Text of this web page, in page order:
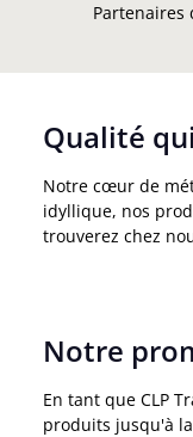
Qualité
Notre cœur de
idyllique, nos
trouverez chez
Notre
En tant que CLP
produits jusqu'à